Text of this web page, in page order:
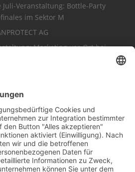
Juli-Veranstaltung: Bottle-Party
im Sektor M
AG
Marketing-vor-Ort bei